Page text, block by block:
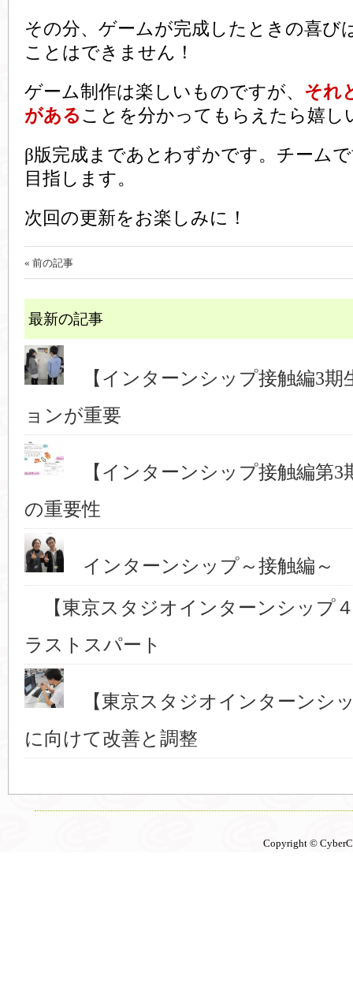
その分、ゲームが完成したときの喜び
ことはできません！
ゲーム制作は楽しいものですが、 それ
がある ことを分かってもらえたら嬉し
β版完成まであとわずかです。チーム
目指します。
次回の更新をお楽しみに！
« 前の記事
最新の記事
【インターンシップ接触編3期
ョンが重要
【インターンシップ接触編第3
の重要性
インターンシップ～接触編
【東京スタジオインターンシップ
ラストスパート
【東京スタジオインターンシ
に向けて改善と調整
Copyright ©